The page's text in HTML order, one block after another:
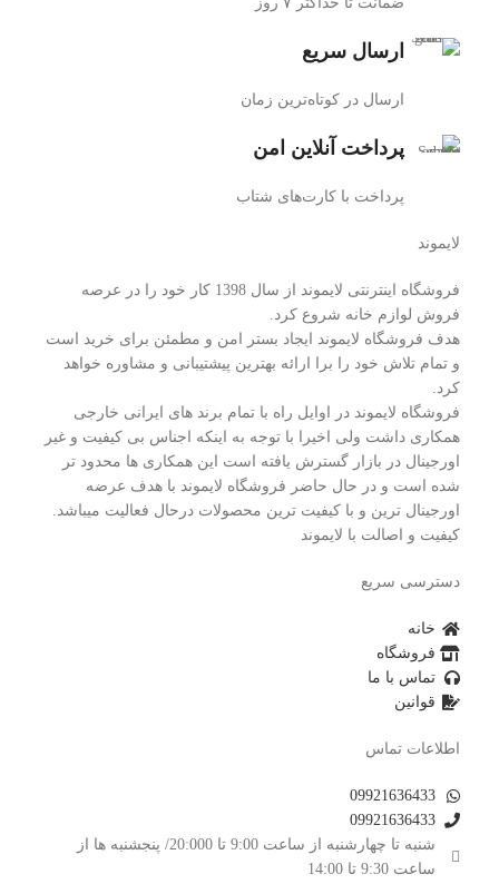
پرداخت آنلاین امن
پرداخت با کارت‌های شتاب
ارسال سریع
ارسال در کوتاه‌ترین زمان
لایموند
فروشگاه اینترنتی لایموند از سال 1398 کار خود را در عرصه
فروش لوازم خانه شروع کرد.
هدف فروشگاه لایموند ایجاد بستر امن و مطمئن برای خرید است
و تمام تلاش خود را برا ارائه بهترین پیشتیبانی و مشاوره خواهد
کرد.
فروشگاه لایموند در اوایل راه با تمام برند های ایرانی خارجی
همکاری داشت ولی اخیرا با توجه به اینکه اجناس بی کیفیت و غیر
اورجینال در بازار گسترش یافته است این همکاری ها محدود تر
شده است و در حال حاضر فروشگاه لایموند با هدف عرضه
اورجینال ترین و با کیفیت ترین محصولات درحال فعالیت میباشد.
کیفیت و اصالت با لایموند
دسترسی سریع
خانه
فروشگاه
تماس با ما
قوانین
اطلاعات تماس
09921636433
09921636433
شنبه تا چهارشنبه از ساعت 9:00 تا 20:000/ پنجشنبه ها از
ساعت 9:30 تا 14:00